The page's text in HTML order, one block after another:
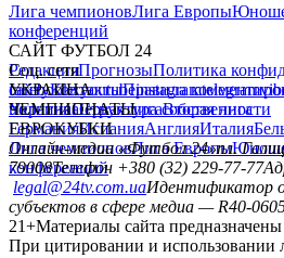
Лига чемпионовЛига Европы
конференций
САЙТ ФУТБОЛ 24
РедакцияПрогнозыПолитика
сайтуКонтактыПравила
политикаСтруктура собственности
Соц. сети
facebookxyoutubeinstagramtelegram
УКРАИНА
УкраинаПервая лигаВторая лига
ЧЕМПИОНАТЫ
ГерманияИспанияАнглияИталия
ЕВРОКУБКИ
Лига чемпионовЛига Европы
конференций
Онлайн-медиа «Футбол 24»пл.
79008Телефон +380 (32) 229-77-77
legal@24tv.com.uaИдентификатор
субъектов в сфере медиа — R40-
21+Материалы сайта
При цитировании и использовании